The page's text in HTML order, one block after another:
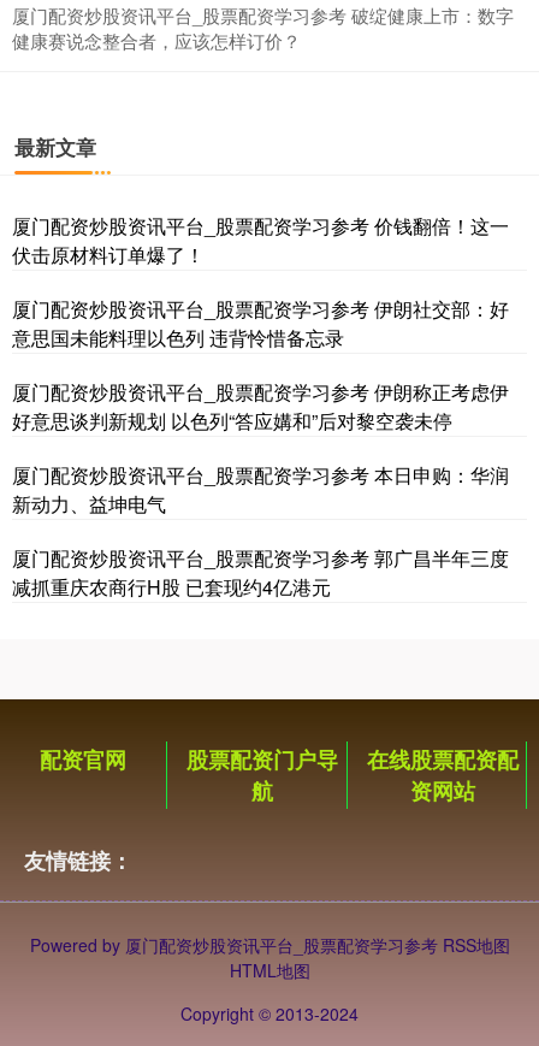
基金指数
国债指数 229.64 +0.05 +0.02%
厦门配资炒股资讯平台_股票配资学习参考 破绽健康上市：数字
健康赛说念整合者，应该怎样订价？
最新文章
厦门配资炒股资讯平台_股票配资学习参考 价钱翻倍！这一
伏击原材料订单爆了！
厦门配资炒股资讯平台_股票配资学习参考 伊朗社交部：好
意思国未能料理以色列 违背怜惜备忘录
厦门配资炒股资讯平台_股票配资学习参考 伊朗称正考虑伊
好意思谈判新规划 以色列“答应媾和”后对黎空袭未停
厦门配资炒股资讯平台_股票配资学习参考 本日申购：华润
新动力、益坤电气
厦门配资炒股资讯平台_股票配资学习参考 郭广昌半年三度
减抓重庆农商行H股 已套现约4亿港元
配资官网
股票配资门户导
航
在线股票配资配
资网站
友情链接：
Powered by 厦门配资炒股资讯平台_股票配资学习参考 RSS地图
HTML地图
Copyright © 2013-2024